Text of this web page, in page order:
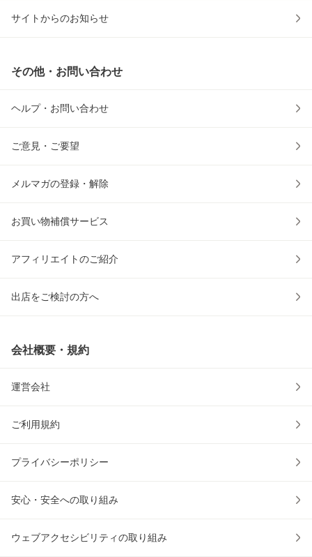
サイトからのお知らせ
その他・お問い合わせ
ヘルプ・お問い合わせ
ご意見・ご要望
メルマガの登録・解除
お買い物補償サービス
アフィリエイトのご紹介
出店をご検討の方へ
会社概要・規約
運営会社
ご利用規約
プライバシーポリシー
安心・安全への取り組み
ウェブアクセシビリティの取り組み